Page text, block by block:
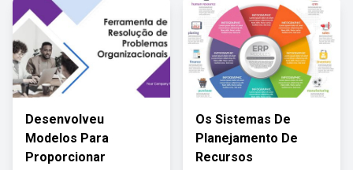
Desenvolveu
Modelos Para
Proporcionar
Os Sistemas De
Planejamento De
Recursos